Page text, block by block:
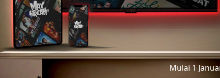
Mulai 1